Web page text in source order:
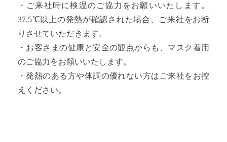
・ご来社時に検温のご協力をお願いいたします。
37.5℃以上の発熱が確認された場合、ご来社をお断
りさせていただきます。
・お客さまの健康と安全の観点からも、マスク着用
のご協力をお願いいたします。
・発熱のある方や体調の優れない方はご来社をお控
えください。